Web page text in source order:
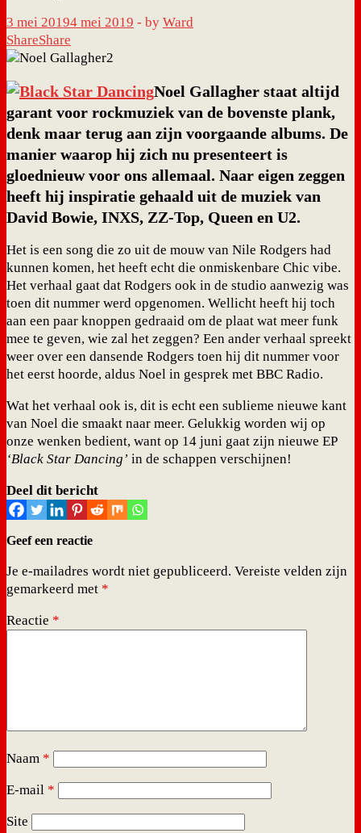
3 mei 20194 mei 2019 - by Ward
ShareShare
Noel Gallagher staat altijd
garant voor rockmuziek van de bovenste plank,
denk maar terug aan zijn voorgaande albums. De
manier waarop hij zich nu presenteert is
gloednieuw voor ons allemaal. Naar eigen zeggen
heeft hij inspiratie gehaald uit de muziek van
David Bowie, INXS, ZZ-Top, Queen en U2.
Het is een song die zo uit de mouw van Nile Rodgers had
kunnen komen, het heeft echt die onmiskenbare Chic vibe.
Het verhaal gaat dat Rodgers ook in de studio aanwezig was
toen dit nummer werd opgenomen. Wellicht heeft hij toch
aan een paar knoppen gedraaid om de plaat wat meer funk
mee te geven, wie zal het zeggen? Een ander verhaal spreekt
weer over een dansende Rodgers toen hij dit nummer voor
het eerst hoorde, aldus Noel in gesprek met BBC Radio.
Wat het verhaal ook is, dit is echt een sublieme nieuwe kant
van Noel die smaakt naar meer. Gelukkig worden wij op
onze wenken bedient, want op 14 juni gaat zijn nieuwe EP
‘Black Star Dancing’ in de schappen verschijnen!
Deel dit bericht
Geef een reactie
Je e-mailadres wordt niet gepubliceerd. Vereiste velden zijn
gemarkeerd met *
Reactie *
Naam *
E-mail *
Site